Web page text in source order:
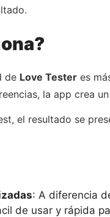
de Love Tester es
la app crea
el resultado se
: A diferencia
de usar y rápida